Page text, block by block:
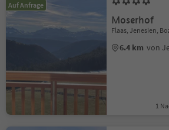
Auf Anfrage
Moserhof
Flaas, Jenesien,
6.4 km von
1